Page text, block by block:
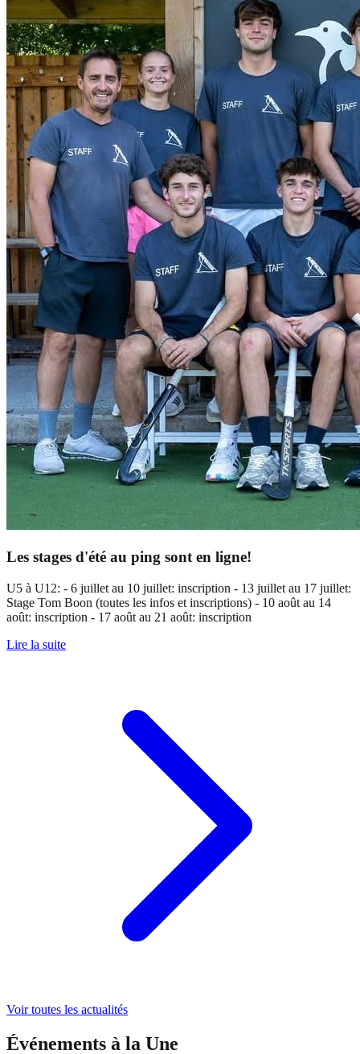
Les stages d'été au ping sont en ligne!
U5 à U12: - 6 juillet au 10 juillet: inscription - 13 juillet au 17 juillet:
Stage Tom Boon (toutes les infos et inscriptions) - 10 août au 14
août: inscription - 17 août au 21 août: inscription
Lire la suite
Voir toutes les actualités
Événements à la Une